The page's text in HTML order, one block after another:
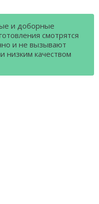
и доборные
смотрятся
и не вызывают
низким качеством